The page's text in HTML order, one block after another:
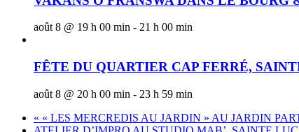
août 8 @ 19 h 00 min - 21 h 00 min
FÊTE DU QUARTIER CAP FERRÉ,
août 8 @ 20 h 00 min - 23 h 59 min
« « LES MERCREDIS AU JARDIN » AU JARDIN